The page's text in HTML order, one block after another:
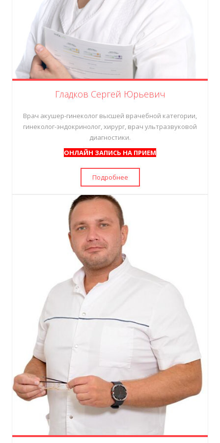
Гладков Сергей Юрьевич
Врач акушер-гинеколог высшей врачебной категории,
гинеколог-эндокринолог, хирург, врач ультразвуковой
диагностики.
ОНЛАЙН ЗАПИСЬ НА ПРИЕМ
Подробнее